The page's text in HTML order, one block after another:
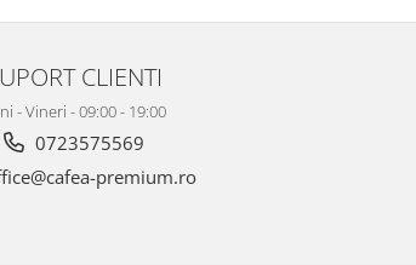
CLIENTI
- Vineri - 09:00 - 19:00
0723575569
premium.ro